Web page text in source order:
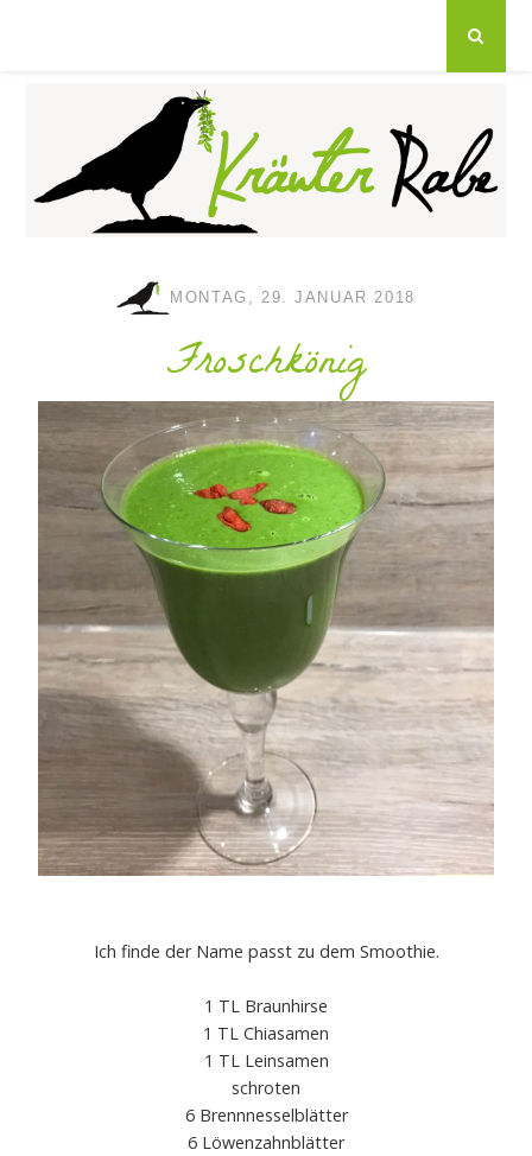
MONTAG, 29. JANUAR 2018
Froschkönig
Ich finde der Name passt zu dem Smoothie.
1 TL Braunhirse
1 TL Chiasamen
1 TL Leinsamen
schroten
6 Brennnesselblätter
6 Löwenzahnblätter